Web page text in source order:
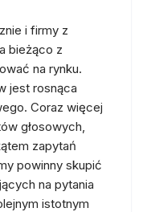
i firmy z
bieżąco z
na rynku.
jest rosnąca
Coraz więcej
głosowych,
zapytań
powinny skupić
na pytania
istotnym